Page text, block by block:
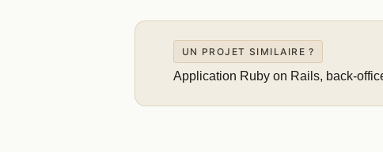
UN PROJET SIMILAIRE ?
Application Ruby on Rails, back-